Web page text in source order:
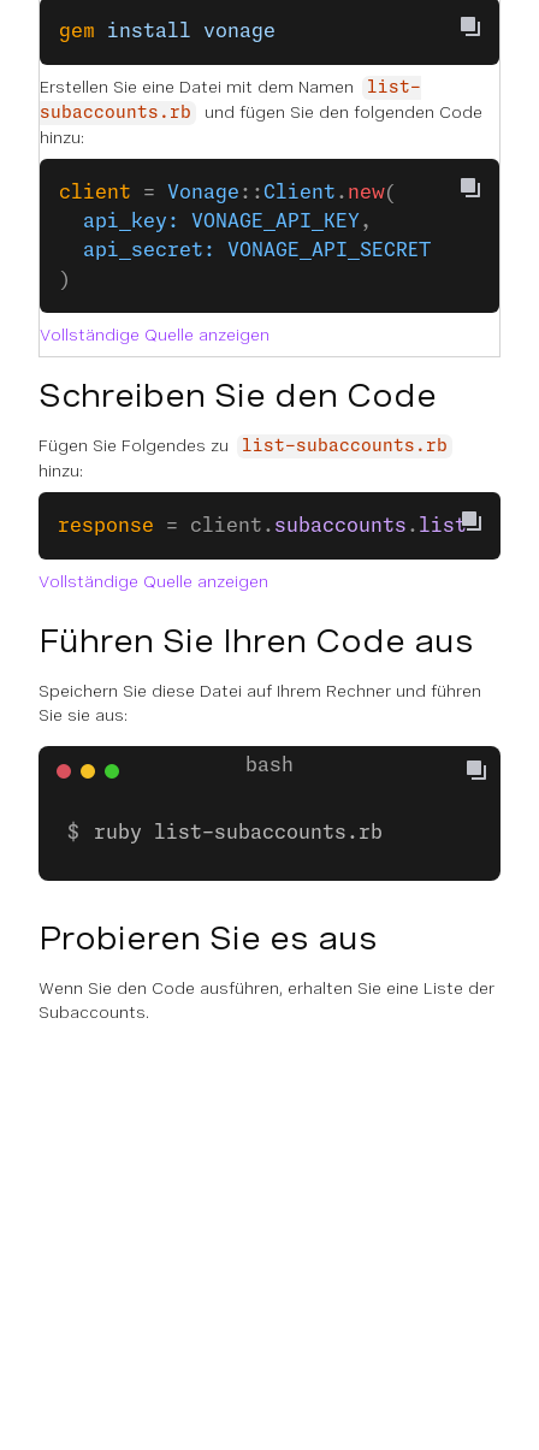
gem install vonage
Erstellen Sie eine Datei mit dem Namen
list-
subaccounts.rb
und fügen Sie den folgenden Code
hinzu:
client = Vonage ::Client . new(
  api_key:
VONAGE_API_KEY ,
  api_secret:
VONAGE_API_SECRET
)
Vollständige Quelle anzeigen
Schreiben Sie den Code
Fügen Sie Folgendes zu list-subaccounts.rb
hinzu:
response = client. subaccounts . list
Vollständige Quelle anzeigen
Führen Sie Ihren Code aus
Speichern Sie diese Datei auf Ihrem Rechner und führen
Sie sie aus:
ruby list-subaccounts.rb
Probieren Sie es aus
Wenn Sie den Code ausführen, erhalten Sie eine Liste der
Subaccounts.